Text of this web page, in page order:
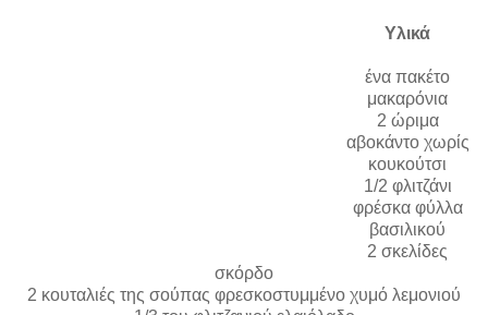
Υλικά
ένα πακέτο
μακαρόνια
2 ώριμα
αβοκάντο χωρίς
κουκούτσι
1/2 φλιτζάνι
φρέσκα φύλλα
βασιλικού
2 σκελίδες
σκόρδο
2 κουταλιές της σούπας φρεσκοστυμμένο χυμό λεμονιού